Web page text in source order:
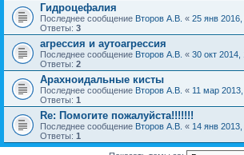
Гидроцефалия
Последнее сообщение Второв А.В. « 25 янв
Ответы: 3
агрессия и аутоагрессия
Последнее сообщение Второв А.В. « 30 окт 2014,
Ответы: 2
Арахноидальные кисты
Последнее сообщение Второв А.В. « 11 мар
Ответы: 1
Re: Помогите пожалуйста!!!!!!!
Последнее сообщение Второв А.В. « 14 янв
Ответы: 1